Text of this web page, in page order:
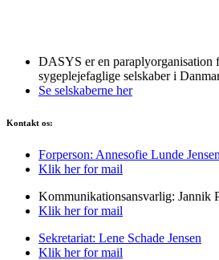
DASYS er en paraplyorganisation
sygeplejefaglige selskaber i
Se selskaberne her
Kontakt os:
Forperson: Annesofie Lunde Jensen
Klik her for mail
Kommunikationsansvarlig: Jannik
Klik her for mail
Sekretariat: Lene Schade Jensen
Klik her for mail